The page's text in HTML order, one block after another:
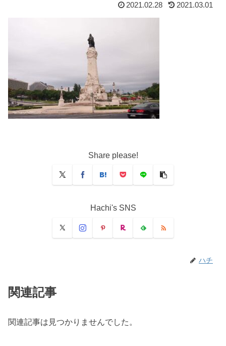
2021.02.28 2021.03.01
Share please!
Hachi's SNS
ハチ
関連記事
関連記事は見つかりませんでした。